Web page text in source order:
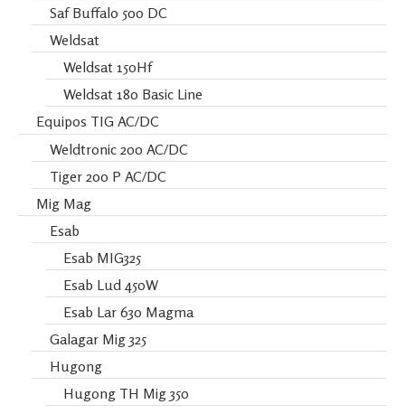
Saf Buffalo 500 DC
Weldsat
Weldsat 150Hf
Weldsat 180 Basic Line
Equipos TIG AC/DC
Weldtronic 200 AC/DC
Tiger 200 P AC/DC
Mig Mag
Esab
Esab MIG325
Esab Lud 450W
Esab Lar 630 Magma
Galagar Mig 325
Hugong
Hugong TH Mig 350